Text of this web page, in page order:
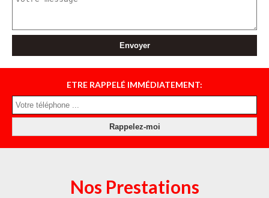
ETRE RAPPELÉ IMMÉDIATEMENT:
Nos Prestations